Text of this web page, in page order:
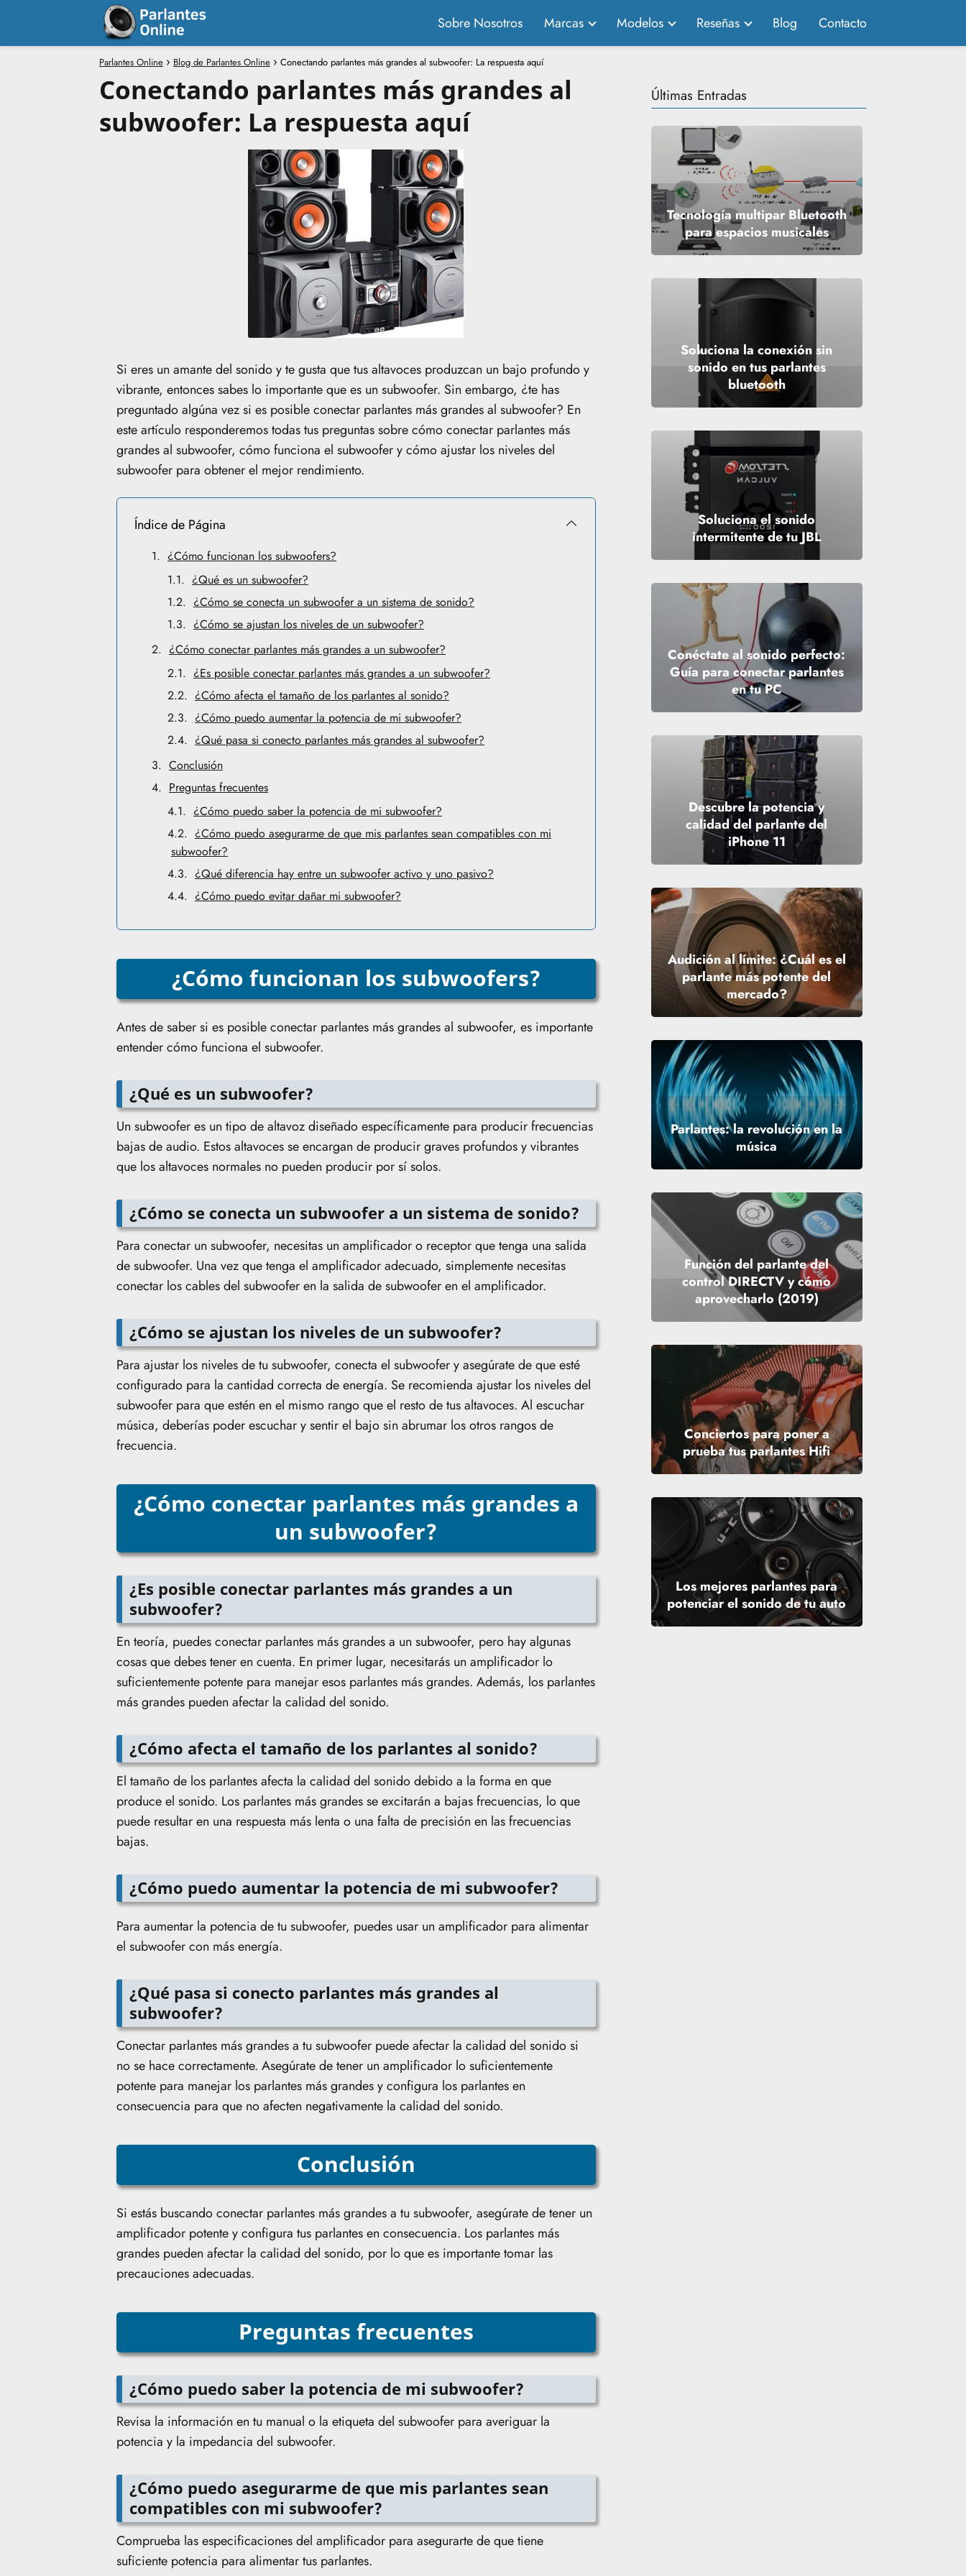
Sobre Nosotros Marcas Modelos Reseñas Blog Contacto
Parlantes Online Blog de Parlantes Online Conectando parlantes más grandes al subwoofer: La respuesta aquí
Conectando parlantes más grandes al
subwoofer: La respuesta aquí
Si eres un amante del sonido y te gusta que tus altavoces produzcan un bajo profundo y
vibrante, entonces sabes lo importante que es un subwoofer. Sin embargo, ¿te has
preguntado algúna vez si es posible conectar parlantes más grandes al subwoofer? En
este artículo responderemos todas tus preguntas sobre cómo conectar parlantes más
grandes al subwoofer, cómo funciona el subwoofer y cómo ajustar los niveles del
subwoofer para obtener el mejor rendimiento.
Índice de Página
¿Cómo funcionan los subwoofers?
¿Qué es un subwoofer?
¿Cómo se conecta un subwoofer a un sistema de sonido?
¿Cómo se ajustan los niveles de un subwoofer?
¿Cómo conectar parlantes más grandes a un subwoofer?
¿Es posible conectar parlantes más grandes a un subwoofer?
¿Cómo afecta el tamaño de los parlantes al sonido?
¿Cómo puedo aumentar la potencia de mi subwoofer?
¿Qué pasa si conecto parlantes más grandes al subwoofer?
Conclusión
Preguntas frecuentes
¿Cómo puedo saber la potencia de mi subwoofer?
¿Cómo puedo asegurarme de que mis parlantes sean compatibles con mi
subwoofer?
¿Qué diferencia hay entre un subwoofer activo y uno pasivo?
¿Cómo puedo evitar dañar mi subwoofer?
¿Cómo funcionan los subwoofers?
Antes de saber si es posible conectar parlantes más grandes al subwoofer, es importante
entender cómo funciona el subwoofer.
¿Qué es un subwoofer?
Un subwoofer es un tipo de altavoz diseñado específicamente para producir frecuencias
bajas de audio. Estos altavoces se encargan de producir graves profundos y vibrantes
que los altavoces normales no pueden producir por sí solos.
¿Cómo se conecta un subwoofer a un sistema de sonido?
Para conectar un subwoofer, necesitas un amplificador o receptor que tenga una salida
de subwoofer. Una vez que tenga el amplificador adecuado, simplemente necesitas
conectar los cables del subwoofer en la salida de subwoofer en el amplificador.
¿Cómo se ajustan los niveles de un subwoofer?
Para ajustar los niveles de tu subwoofer, conecta el subwoofer y asegúrate de que esté
configurado para la cantidad correcta de energía. Se recomienda ajustar los niveles del
subwoofer para que estén en el mismo rango que el resto de tus altavoces. Al escuchar
música, deberías poder escuchar y sentir el bajo sin abrumar los otros rangos de
frecuencia.
¿Cómo conectar parlantes más grandes a
un subwoofer?
¿Es posible conectar parlantes más grandes a un
subwoofer?
En teoría, puedes conectar parlantes más grandes a un subwoofer, pero hay algunas
cosas que debes tener en cuenta. En primer lugar, necesitarás un amplificador lo
suficientemente potente para manejar esos parlantes más grandes. Además, los parlantes
más grandes pueden afectar la calidad del sonido.
¿Cómo afecta el tamaño de los parlantes al sonido?
El tamaño de los parlantes afecta la calidad del sonido debido a la forma en que
produce el sonido. Los parlantes más grandes se excitarán a bajas frecuencias, lo que
puede resultar en una respuesta más lenta o una falta de precisión en las frecuencias
bajas.
¿Cómo puedo aumentar la potencia de mi subwoofer?
Para aumentar la potencia de tu subwoofer, puedes usar un amplificador para alimentar
el subwoofer con más energía.
¿Qué pasa si conecto parlantes más grandes al
subwoofer?
Conectar parlantes más grandes a tu subwoofer puede afectar la calidad del sonido si
no se hace correctamente. Asegúrate de tener un amplificador lo suficientemente
potente para manejar los parlantes más grandes y configura los parlantes en
consecuencia para que no afecten negativamente la calidad del sonido.
Conclusión
Si estás buscando conectar parlantes más grandes a tu subwoofer, asegúrate de tener un
amplificador potente y configura tus parlantes en consecuencia. Los parlantes más
grandes pueden afectar la calidad del sonido, por lo que es importante tomar las
precauciones adecuadas.
Preguntas frecuentes
¿Cómo puedo saber la potencia de mi subwoofer?
Revisa la información en tu manual o la etiqueta del subwoofer para averiguar la
potencia y la impedancia del subwoofer.
¿Cómo puedo asegurarme de que mis parlantes sean
compatibles con mi subwoofer?
Comprueba las especificaciones del amplificador para asegurarte de que tiene
suficiente potencia para alimentar tus parlantes.
Últimas Entradas
Tecnología multipar Bluetooth
para espacios musicales
Soluciona la conexión sin
sonido en tus parlantes
bluetooth
Soluciona el sonido
intermitente de tu JBL
Conéctate al sonido perfecto:
Guía para conectar parlantes
en tu PC
Descubre la potencia y
calidad del parlante del
iPhone 11
Audición al límite: ¿Cuál es el
parlante más potente del
mercado?
Parlantes: la revolución en la
música
Función del parlante del
control DIRECTV y cómo
aprovecharlo (2019)
Conciertos para poner a
prueba tus parlantes Hifi
Los mejores parlantes para
potenciar el sonido de tu auto